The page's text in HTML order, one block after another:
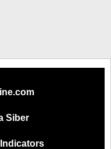
Siber